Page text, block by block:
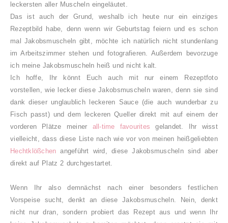
leckersten aller Muscheln eingeläutet.
Das ist auch der Grund, weshalb ich heute nur ein einziges
Rezeptbild habe, denn wenn wir Geburtstag feiern und es schon
mal Jakobsmuscheln gibt, möchte ich natürlich nicht stundenlang
im Arbeitszimmer stehen und fotografieren. Außerdem bevorzuge
ich meine Jakobsmuscheln heiß und nicht kalt.
Ich hoffe, Ihr könnt Euch auch mit nur einem Rezeptfoto
vorstellen, wie lecker diese Jakobsmuscheln waren, denn sie sind
dank dieser unglaublich leckeren Sauce (die auch wunderbar zu
Fisch passt) und dem leckeren Queller direkt mit auf einem der
vorderen Plätze meiner all-time favourites gelandet. Ihr wisst
vielleicht, dass diese Liste nach wie vor von meinen heißgeliebten
Hechtklößchen angeführt wird, diese Jakobsmuscheln sind aber
direkt auf Platz 2 durchgestartet.
Wenn Ihr also demnächst nach einer besonders festlichen
Vorspeise sucht, denkt an diese Jakobsmuscheln. Nein, denkt
nicht nur dran, sondern probiert das Rezept aus und wenn Ihr